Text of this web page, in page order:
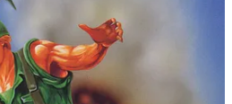
de la version Switch du très
à deux !) sortie en 2018
aussi en boîte via l’éditeur